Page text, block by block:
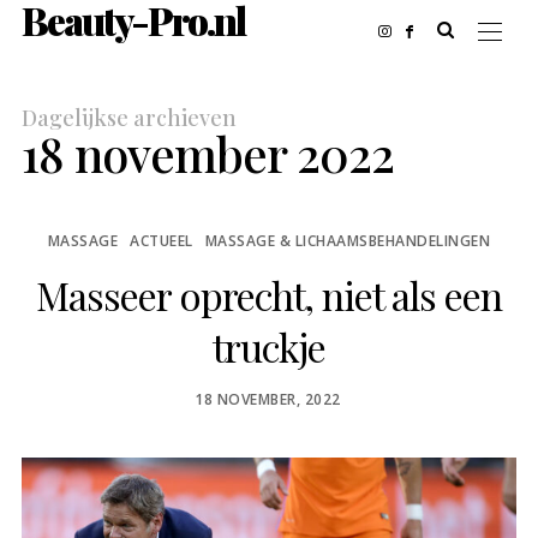
Beauty-Pro.nl
Dagelijkse archieven
18 november 2022
MASSAGE ACTUEEL MASSAGE & LICHAAMSBEHANDELINGEN
Masseer oprecht, niet als een
truckje
POSTED
18 NOVEMBER, 2022